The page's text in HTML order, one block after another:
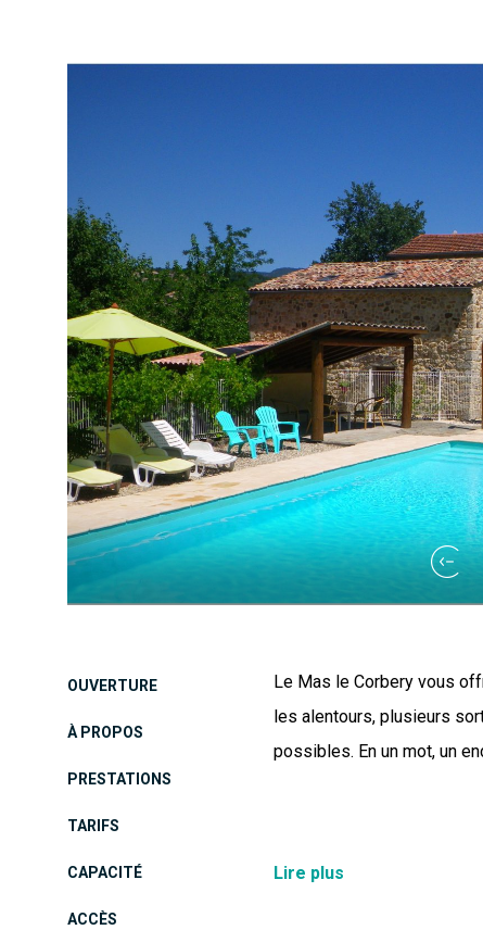
OUVERTURE
À PROPOS
PRESTATIONS
TARIFS
CAPACITÉ
ACCÈS
Le Mas le Corbery vous
les alentours, plusieurs
possibles. En un mot, un
Le Mas le Corbery,
Lire plus